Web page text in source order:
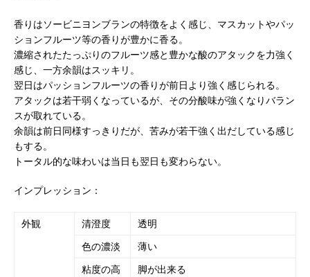
香りはソービニヨンブランの特徴をよく感じ、マスカットやパッ
ションフルーツ等の香りが豊かに香る。
濃縮されたたっぷりのフルーツ感と豊かな酸のアタックを力強く
感じ、一方余韻はスッキリ。
翌日はパッションフルーツの香りが前日より強く感じられる。
アタックは若干弱くなっているが、その分酸味が強くなりバラン
スが取れている。
余韻は前日同様すっきりだが、苦みが若干強く出だしている感じ
もする。
トータル的な味わいは当日も翌日も変わらない。
インプレッション：
外観 清澄度
透明
色の濃淡
薄い
粘度の高
脚が出来る